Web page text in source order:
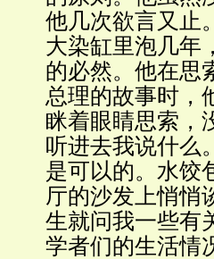
他几次欲言又止
大染缸里泡几年
的必然。他在思
总理的故事时，
眯着眼睛思索，
听进去我说什么
是可以的。水饺
厅的沙发上悄悄
生就问我一些有
学者们的生活情